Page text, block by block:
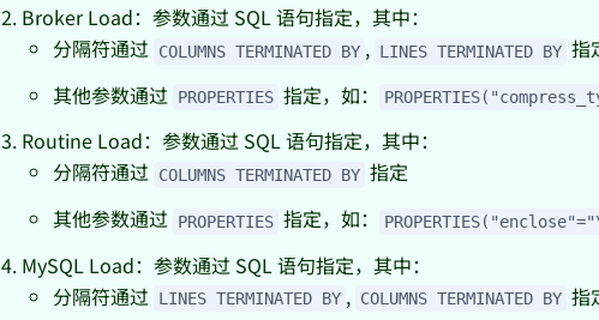
Broker Load：参数通过 SQL 语句指定，其中：
分隔符通过 COLUMNS TERMINATED BY , LINES TERMINATED BY 指
其他参数通过
PROPERTIES 指定，如：
Routine Load：参数通过 SQL 语句指定，其中：
分隔符通过 COLUMNS TERMINATED BY 指定
其他参数通过 PROPERTIES 指定，如：
MySQL Load：参数通过 SQL 语句指定，其中：
分隔符通过
LINES TERMINATED BY , COLUMNS TERMINATED BY 指